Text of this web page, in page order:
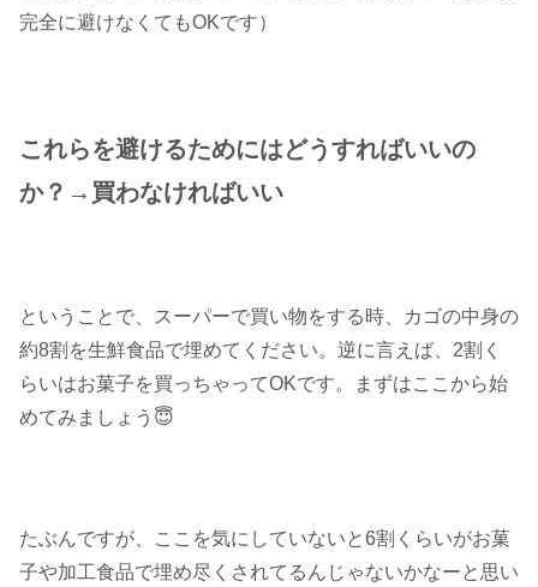
完全に避けなくてもOKです）
これらを避けるためにはどうすればいいの
か？→買わなければいい
ということで、スーパーで買い物をする時、カゴの中身の
約8割を生鮮食品で埋めてください。逆に言えば、2割く
らいはお菓子を買っちゃってOKです。まずはここから始
めてみましょう😇
たぶんですが、ここを気にしていないと6割くらいがお菓
子や加工食品で埋め尽くされてるんじゃないかなーと思い